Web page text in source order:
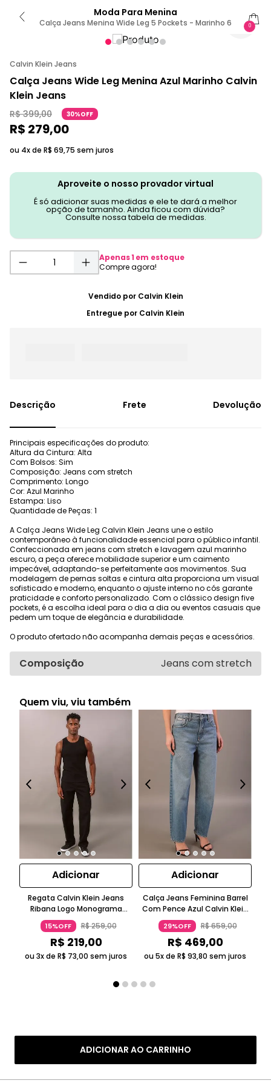
Moda Para Menina
Calça Jeans Menina Wide Leg 5 Pockets - Marinho 6 0
Calvin Klein Jeans
Calça Jeans Wide Leg Menina Azul Marinho Calvin
Klein Jeans
R$ 399,00 30%OFF
R$ 279,00
ou 4x de R$ 69,75 sem juros
Aproveite o nosso provador virtual
É só adicionar suas medidas e ele te dará a melhor
opção de tamanho. Ainda ficou com dúvida?
Consulte nossa tabela de medidas.
Apenas1 em estoque
ADICIONAR AO CARRINHO
Vendido por Calvin Klein
Entregue por Calvin Klein
Frete Devolução
Principais especificações do produto:
Altura da Cintura: Alta
Com Bolsos: Sim
Composição: Jeans com stretch
Comprimento: Longo
Cor: Azul Marinho
Estampa: Liso
Quantidade de Peças: 1
A Calça Jeans Wide Leg Calvin Klein Jeans une o estilo
contemporâneo à funcionalidade essencial para o público infantil.
Confeccionada em jeans com stretch e lavagem azul marinho
escuro, a peça oferece mobilidade superior e um caimento
impecável, adaptando-se perfeitamente aos movimentos. Sua
modelagem de pernas soltas e cintura alta proporciona um visual
sofisticado e moderno, enquanto o ajuste interno no cós garante
praticidade e conforto personalizado. Com o clássico design five
pockets, é a escolha ideal para o dia a dia ou eventos casuais que
pedem um toque de elegância e durabilidade.
O produto ofertado não acompanha demais peças e acessórios.
Composição Jeans com stretch
Quem viu, viu também
Adicionar
Regata Calvin Klein Jeans
Ribana Logo Monograma
Preto
15%OFF R$259,00
R$ 219,00
ou 3x de R$ 73,00 sem juros
Adicionar
Calça Jeans Feminina Barrel
Com Pence Azul Calvin Klein
Jeans
29%OFF R$659,00
R$ 469,00
ou 5x de R$ 93,80 sem juros